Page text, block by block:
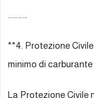
…………
**4. Protezione
minimo di
La Protezione Civile